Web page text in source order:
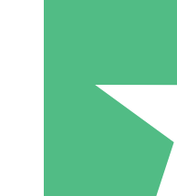
Paquetes de
Paga según el uso con